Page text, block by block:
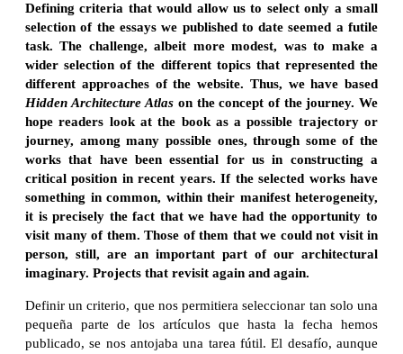
Defining criteria that would allow us to select only a small
selection of the essays we published to date seemed a futile
task. The challenge, albeit more modest, was to make a
wider selection of the different topics that represented the
different approaches of the website. Thus, we have based
Hidden Architecture Atlas on the concept of the journey. We
hope readers look at the book as a possible trajectory or
journey, among many possible ones, through some of the
works that have been essential for us in constructing a
critical position in recent years. If the selected works have
something in common, within their manifest heterogeneity,
it is precisely the fact that we have had the opportunity to
visit many of them. Those of them that we could not visit in
person, still, are an important part of our architectural
imaginary. Projects that revisit again and again.
Definir un criterio, que nos permitiera seleccionar tan solo una
pequeña parte de los artículos que hasta la fecha hemos
publicado, se nos antojaba una tarea fútil. El desafío, aunque